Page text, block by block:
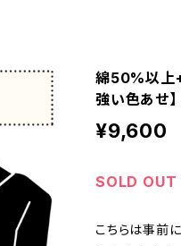
綿50%以上
強い色あせ
¥9,600
SOLD OUT
こちらは事前